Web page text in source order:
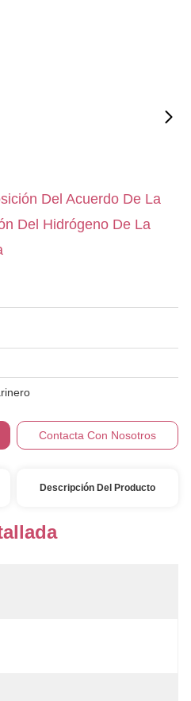
Del Acuerdo De La
Del Hidrógeno De La
Contacta Con Nosotros
Descripción Del Producto